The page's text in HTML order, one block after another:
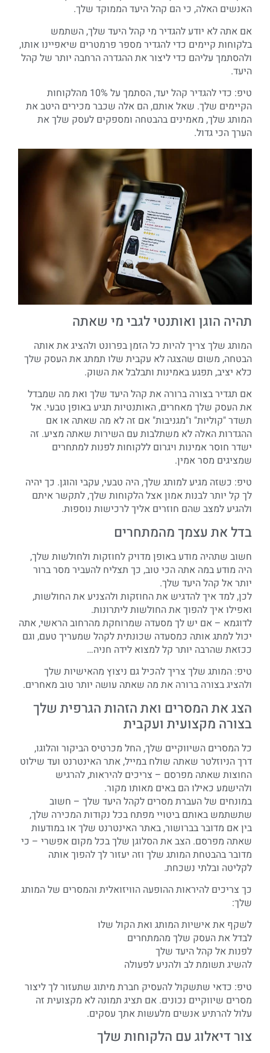
האנשים האלה, כי הם קהל היעד הממוקד שלך.
אם אתה לא יודע להגדיר מי קהל היעד שלך, השתמש
בלקוחות קיימים כדי להגדיר מספר פרמטרים שיאפיינו אותו,
ולהסתמך עליהם כדי ליצור את ההגדרה הרחבה יותר של קהל
היעד.
טיפ: כדי להגדיר קהל יעד, הסתמך על 10% מהלקוחות
הקיימים שלך. שאל אותם, הם אלה שכבר מכירים היטב את
המותג שלך, מאמינים בהבטחה ומספקים לעסק שלך את
הערך הכי גדול.
תהיה הוגן ואותנטי לגבי מי שאתה
המותג שלך צריך להיות כל הזמן בפרונט ולהציג את אותה
הבטחה, משום שהצגה לא עקבית שלו תמתג את העסק שלך
כלא יציב, תפגע באמינות ותבלבל את השוק.
אם תגדיר בצורה ברורה את קהל היעד שלך ואת מה שמבדל
את העסק שלך מאחרים, האותנטיות תגיע באופן טבעי. אל
תשדר "קוליות" ו"מגניבות" אם זה לא מה שאתה או אם
ההגדרות האלה לא משתלבות עם השירות שאתה מציע. זה
ישדר חוסר אמינות ויגרום ללקוחות לפנות למתחרים
שמציגים מסר אמין.
טיפ: כשזה מגיע למותג שלך, היה טבעי, עקבי והוגן. כך יהיה
לך קל יותר לבנות אמון אצל הלקוחות שלך, לתקשר איתם
ולהגיע למצב שהם חוזרים אליך לרכישות נוספות.
בדל את עצמך מהמתחרים
חשוב שתהיה מודע באופן מדויק לחוזקות ולחולשות שלך,
היה מודע במה אתה הכי טוב, כך תצליח להעביר מסר ברור
יותר אל קהל היעד שלך.
לכן, למד איך להדגיש את החוזקות ולהצניע את החולשות,
ואפילו איך להפוך את החולשות ליתרונות.
לדוגמא – אם יש לך מסעדה שמרוחקת מהרחוב הראשי, אתה
יכול למתג אותה כמסעדה שכונתית לקהל שמעריך טעם, וגם
ככזאת שהרבה יותר קל למצוא לידה חניה…
טיפ: המותג שלך צריך להכיל גם ניצוץ מהאישיות שלך
ולהציג בצורה ברורה את מה שאתה עושה יותר טוב מאחרים.
הצג את המסרים ואת הזהות הגרפית שלך
בצורה מקצועית ועקבית
כל המסרים השיווקיים שלך, החל מכרטיס הביקור והלוגו,
דרך הניוזלטר שאתה שולח במייל, אתר האינטרנט ועד שילוט
החוצות שאתה מפרסם – צריכים להיראות, להרגיש
ולהישמע כאילו הם באים מאותו מקור.
במונחים של העברת מסרים לקהל היעד שלך – חשוב
שתשתמש באותם ביטויי מפתח בכל נקודות המכירה שלך,
בין אם מדובר בברושור, באתר האינטרנט שלך או במודעות
שאתה מפרסם. הצב את הסלוגן שלך בכל מקום אפשרי – כי
מדובר בהבטחת המותג שלך וזה יעזור לך להפוך אותה
לקליטה ובלתי נשכחת.
כך צריכים להיראות ההופעה הוויזואלית והמסרים של המותג
שלך:
לשקף את אישיות המותג ואת הקול שלו
לבדל את העסק שלך מהמתחרים
לפנות אל קהל היעד שלך
להשיג תשומת לב ולהניע לפעולה
טיפ: כדאי שתשקול להעסיק חברת מיתוג שתעזור לך ליצור
מסרים שיווקיים נכונים. אם תציג תמונה לא מקצועית זה
עלול להרתיע אנשים מלעשות אתך עסקים.
צור דיאלוג עם הלקוחות שלך